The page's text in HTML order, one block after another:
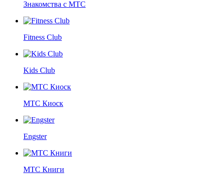
Знакомства с МТС
Fitness Club
Kids Club
МТС Киоск
Engster
МТС Книги